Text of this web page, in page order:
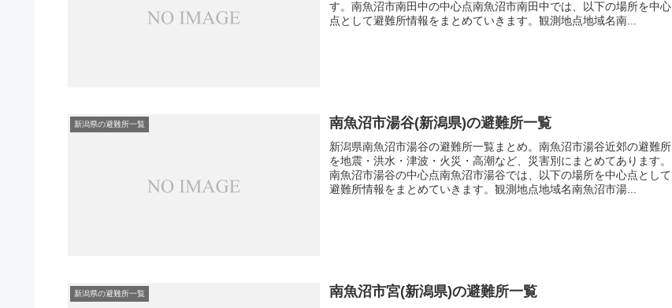
す。南魚沼市南田中の中心点南魚沼市南田中では、以下の場所を中心
点として避難所情報をまとめていきます。観測地点地域名南...
新潟県の避難所一覧 南魚沼市湯谷(新潟県)の避難所一覧
新潟県南魚沼市湯谷の避難所一覧まとめ。南魚沼市湯谷近郊の避難所
を地震・洪水・津波・火災・高潮など、災害別にまとめてあります。
南魚沼市湯谷の中心点南魚沼市湯谷では、以下の場所を中心点として
避難所情報をまとめていきます。観測地点地域名南魚沼市湯...
新潟県の避難所一覧 南魚沼市宮(新潟県)の避難所一覧